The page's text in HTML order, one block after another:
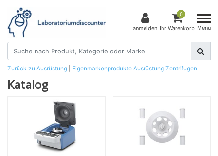
anmelden
0
Ihr Warenkorb Menu
Zurück zu Ausrüstung Eigenmarkenprodukte Ausrüstung Zentrifugen
Katalog